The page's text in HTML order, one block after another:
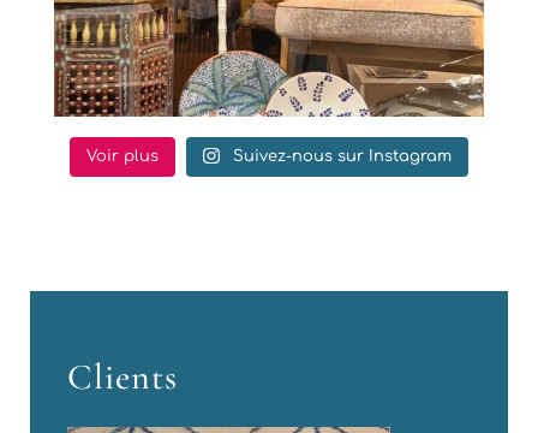
Voir plus Suivez-nous sur Instagram
Clients